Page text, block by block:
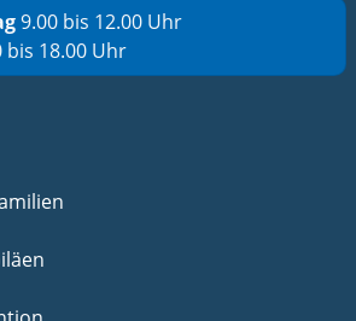
9.00 bis 12.00 Uhr
bis 18.00 Uhr